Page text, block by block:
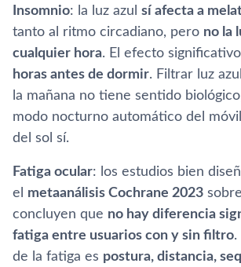
Insomnio: la luz azul sí afecta a
tanto al ritmo circadiano, pero no la
cualquier hora. El efecto
horas antes de dormir. Filtrar luz
la mañana no tiene sentido
modo nocturno automático del
del sol sí.
Fatiga ocular: los estudios bien
el metaanálisis Cochrane 2023
concluyen que no hay diferencia
fatiga entre usuarios con y sin filtro.
de la fatiga es postura, distancia,